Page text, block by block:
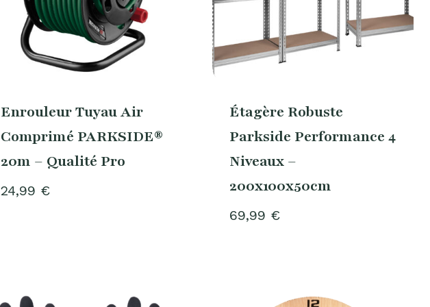
Enrouleur Tuyau Air
Comprimé PARKSIDE®
20m – Qualité Pro
24,99 €
Étagère Robuste
Parkside Performance 4
Niveaux –
200x100x50cm
69,99 €